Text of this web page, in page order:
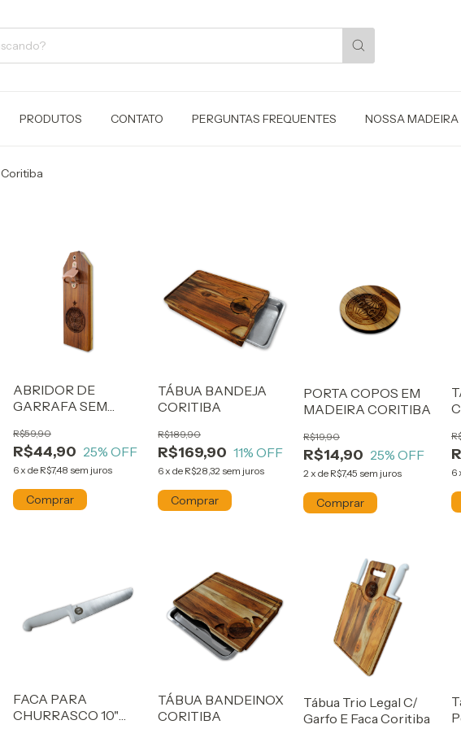
PRODUTOS CONTATO PERGUNTAS FREQUENTES NOSSA MADEIRA
Coritiba
ABRIDOR DE
GARRAFA SEM
CORITIBA
R$44,90
R$59,90
25% OFF
6x de R$7,48 sem juros
TÁBUA BANDEJA
CORITIBA
R$169,90
R$189,90
11% OFF
6x de R$28,32 sem juros
PORTA COPOS EM
MADEIRA CORITIBA
R$14,90
R$19,90
25% OFF
2 x de R$7,45 sem juros 6
FACA PARA
CHURRASCO 10"
TÁBUA BANDEINOX
CORITIBA
Tábua Trio Legal C/
Garfo E Faca Coritiba